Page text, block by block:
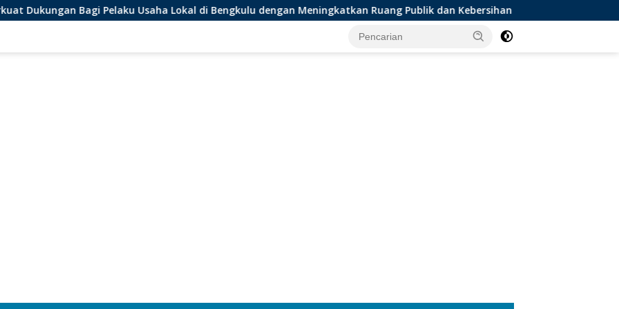
Bagi Pelaku Usaha Lokal di Bengkulu dengan Meningkatkan Ruang Publik dan Kebersihan Pasar